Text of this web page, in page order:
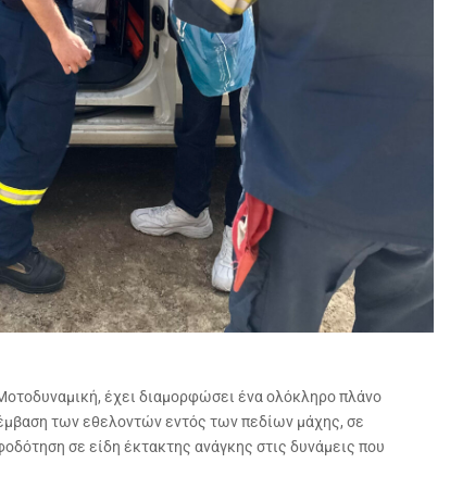
έχει διαμορφώσει ένα ολόκληρο πλάνο
των εθελοντών εντός των πεδίων μάχης, σε
σε είδη έκτακτης ανάγκης στις δυνάμεις που